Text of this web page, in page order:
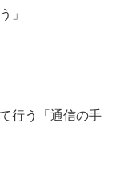
」
行う「通信の手